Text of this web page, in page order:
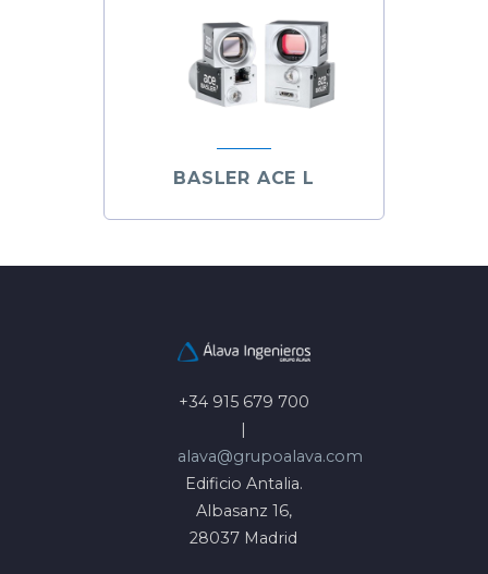
BASLER ACE L
+34 915 679 700
|
alava@grupoalava.com
Edificio Antalia.
Albasanz 16,
28037 Madrid